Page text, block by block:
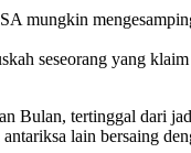
mungkin
seseorang yang klaim
Bulan, tertinggal dari
lain bersaing